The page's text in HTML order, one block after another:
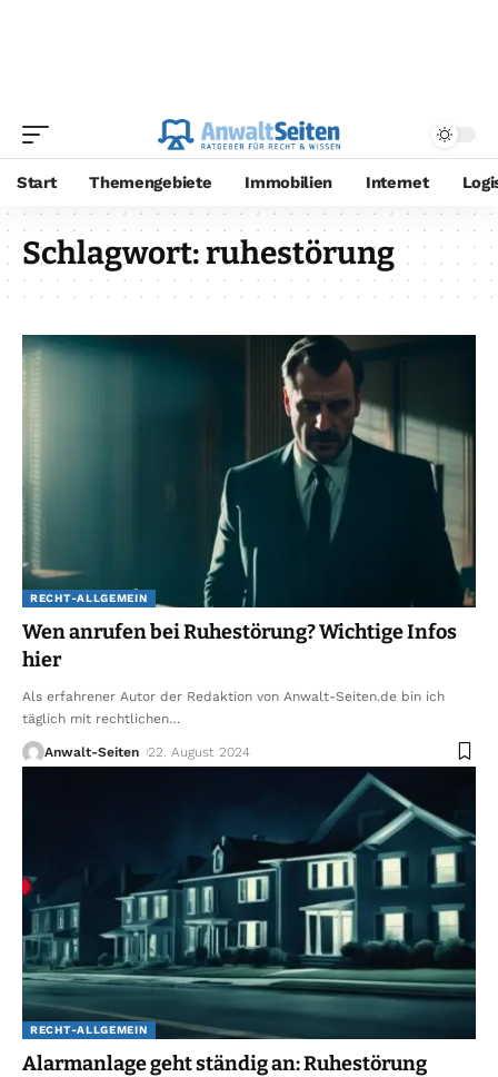
Start Themengebiete Immobilien Internet
Schlagwort:ruhestörung
RECHT-ALLGEMEIN
Wen anrufen bei Ruhestörung? Wichtige Infos
hier
Als erfahrener Autor der Redaktion von Anwalt-Seiten.de bin ich
täglich mit rechtlichen…
Anwalt-Seiten 22. August 2024
RECHT-ALLGEMEIN
Alarmanlage geht ständig an: Ruhestörung